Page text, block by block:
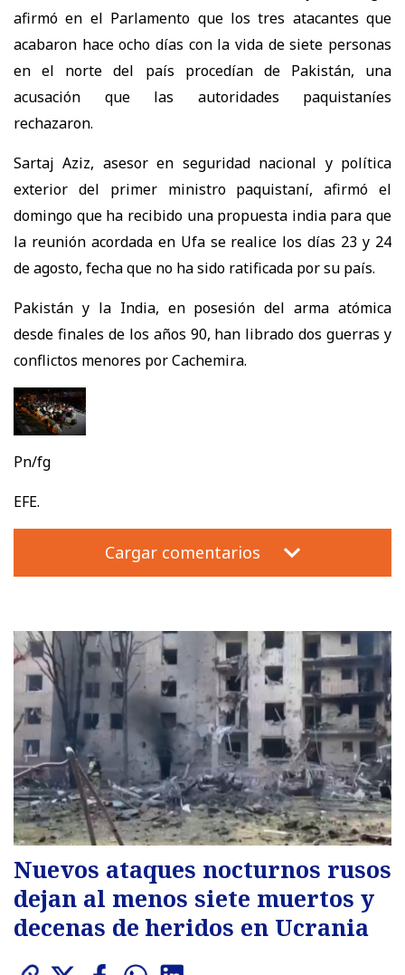
afirmó en el Parlamento que los tres atacantes que
acabaron hace ocho días con la vida de siete personas
en el norte del país procedían de Pakistán, una
acusación que las autoridades paquistaníes
rechazaron.
Sartaj Aziz, asesor en seguridad nacional y política
exterior del primer ministro paquistaní, afirmó el
domingo que ha recibido una propuesta india para que
la reunión acordada en Ufa se realice los días 23 y 24
de agosto, fecha que no ha sido ratificada por su país.
Pakistán y la India, en posesión del arma atómica
desde finales de los años 90, han librado dos guerras y
conflictos menores por Cachemira.
Pn/fg
EFE.
Cargar comentarios
Nuevos ataques nocturnos rusos
dejan al menos siete muertos y
decenas de heridos en Ucrania